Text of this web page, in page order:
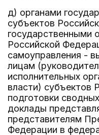
д) органами
субъектов
государственными
Российской
самоуправления -
лицам
исполнительных
власти) субъектов
подготовки
доклады
представителям
Федерации в